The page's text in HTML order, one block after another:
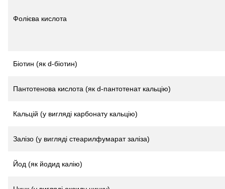
Фолієва кислота
Біотин (як d-біотин)
Пантотенова кислота (як d-пантотенат кальцію)
Кальцій (у вигляді карбонату кальцію)
Залізо (у вигляді стеарилфумарат заліза)
Йод (як йодид калію)